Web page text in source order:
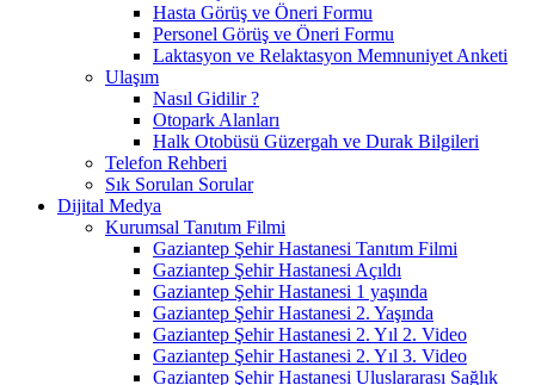
Hasta Görüş ve Öneri Formu
Personel Görüş ve Öneri Formu
Laktasyon ve Relaktasyon Memnuniyet Anketi
Ulaşım
Nasıl Gidilir ?
Otopark Alanları
Halk Otobüsü Güzergah ve Durak Bilgileri
Telefon Rehberi
Sık Sorulan Sorular
Dijital Medya
Kurumsal Tanıtım Filmi
Gaziantep Şehir Hastanesi Tanıtım Filmi
Gaziantep Şehir Hastanesi Açıldı
Gaziantep Şehir Hastanesi 1 yaşında
Gaziantep Şehir Hastanesi 2. Yaşında
Gaziantep Şehir Hastanesi 2. Yıl 2. Video
Gaziantep Şehir Hastanesi 2. Yıl 3. Video
Gaziantep Şehir Hastanesi Uluslararası Sağlık